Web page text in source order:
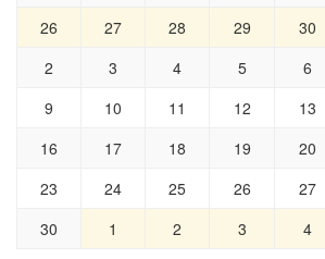
26
27 28 29 30
2
3 4 5 6
9
10 11 12 13
16
17 18 19 20
23
24 25 26 27
30
1 2 3 4